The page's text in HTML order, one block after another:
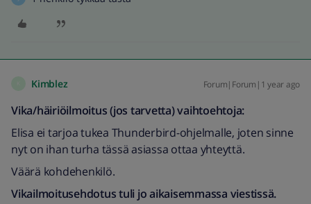
Kimblez Forum|Forum|1 year ago
Vika/häiriöilmoitus (jos tarvetta) vaihtoehtoja:
Elisa ei tarjoa tukea Thunderbird-ohjelmalle, joten sinne
nyt on ihan turha tässä asiassa ottaa yhteyttä.
Väärä kohdehenkilö.
Vikailmoitusehdotus tuli jo aikaisemmassa viestissä.